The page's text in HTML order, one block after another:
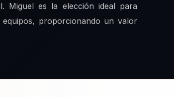
Miguel es la elección ideal para
proporcionando un valor